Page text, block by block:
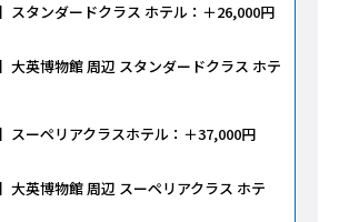
スタンダードクラス ホテル：＋26,000円
大英博物館 周辺 スタンダードクラス ホテ
スーペリアクラスホテル：＋37,000円
大英博物館 周辺 スーペリアクラス ホテ